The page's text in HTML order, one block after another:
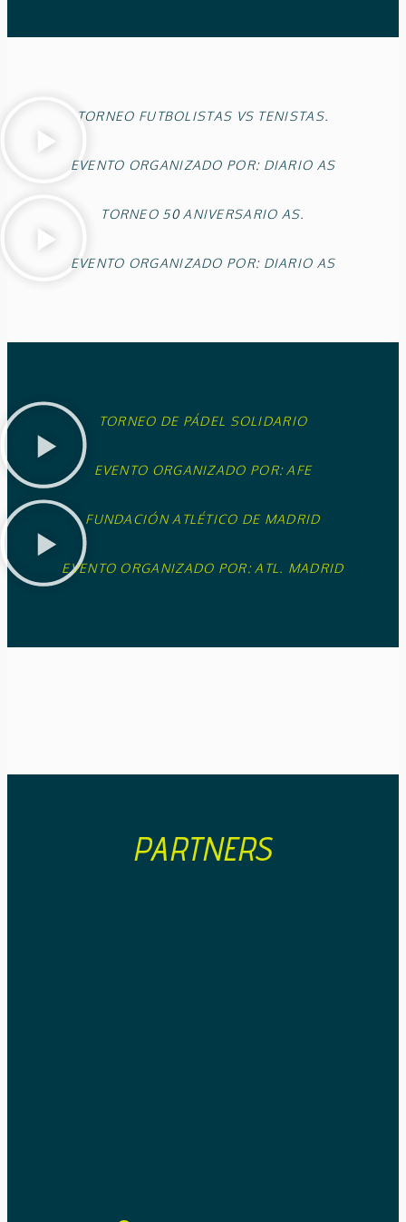
TORNEO FUTBOLISTAS VS TENISTAS.
EVENTO ORGANIZADO POR: DIARIO AS
TORNEO 50 ANIVERSARIO AS.
EVENTO ORGANIZADO POR: DIARIO AS
TORNEO DE PÁDEL SOLIDARIO
EVENTO ORGANIZADO POR: AFE
FUNDACIÓN ATLÉTICO DE MADRID
EVENTO ORGANIZADO POR: ATL. MADRID
PARTNERS